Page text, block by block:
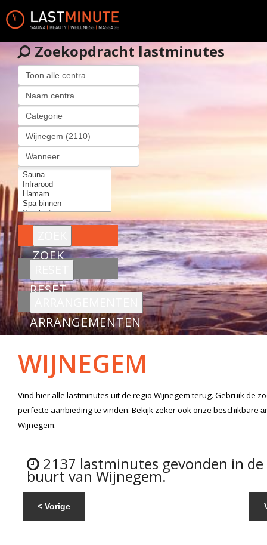
Zoekopdracht lastminutes
ZOEK
RESET
ARRANGEMENTEN
WIJNEGEM
Vind hier alle lastminutes uit de regio Wijnegemterug. Gebruik de
perfecte aanbieding te vinden. Bekijk zeker ook onze beschikbare
Wijnegem.
2137 lastminutes gevonden in de
buurt van Wijnegem.
< Vorige